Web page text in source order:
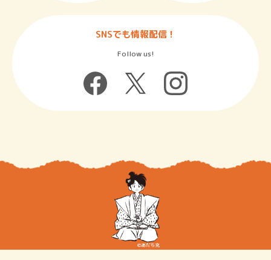
SNSでも情報配信！
Follow us!